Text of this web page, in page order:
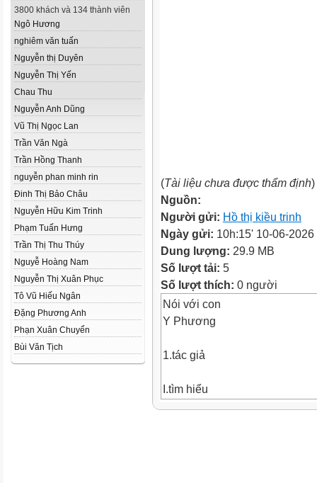
3800 khách và 134 thành viên
Ngô Hương
nghiêm văn tuấn
Nguyễn thị Duyên
Nguyễn Thị Yến
Chau Thu
Nguyễn Anh Dũng
Vũ Thị Ngọc Lan
Trần Văn Ngà
Trần Hồng Thanh
nguyễn phan minh rin
Đinh Thị Bảo Châu
Nguyễn Hữu Kim Trinh
Phạm Tuấn Hưng
Trần Thị Thu Thúy
Nguyễ Hoàng Nam
Nguyễn Thị Xuân Phục
Tô Vũ Hiếu Ngân
Đặng Phương Anh
Phạn Xuân Chuyển
Bùi Văn Tịch
(Tài liệu chưa được thẩm định)
Nguồn:
Người gửi: Hồ thị kiều trinh
Ngày gửi: 10h:15' 10-06-2026
Dung lượng: 29.9 MB
Số lượt tải: 5
Số lượt thích: 0 người
Nói với con
Y Phương
1.tác giả
I.tìm hiểu